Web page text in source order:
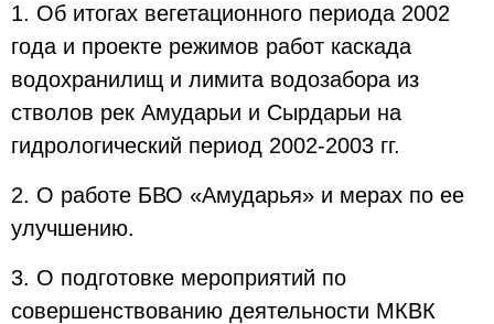
1. Об итогах вегетационного периода 2002
года и проекте режимов работ каскада
водохранилищ и лимита водозабора из
стволов рек Амударьи и Сырдарьи на
гидрологический период 2002-2003 гг.
2. О работе БВО «Амударья» и мерах по ее
улучшению.
3. О подготовке мероприятий по
совершенствованию деятельности МКВК